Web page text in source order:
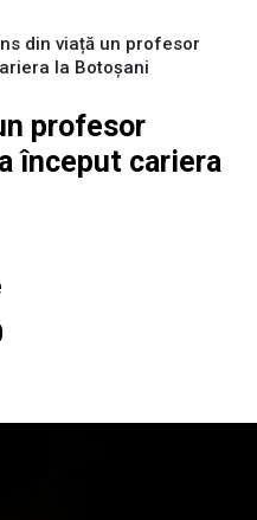
din viață un profesor
la Botoșani
profesor
început cariera